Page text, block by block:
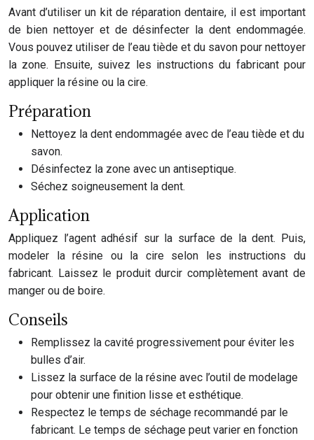
Avant d’utiliser un kit de réparation dentaire, il est important
de bien nettoyer et de désinfecter la dent endommagée.
Vous pouvez utiliser de l’eau tiède et du savon pour nettoyer
la zone. Ensuite, suivez les instructions du fabricant pour
appliquer la résine ou la cire.
Préparation
Nettoyez la dent endommagée avec de l’eau tiède et du
savon.
Désinfectez la zone avec un antiseptique.
Séchez soigneusement la dent.
Application
Appliquez l’agent adhésif sur la surface de la dent. Puis,
modeler la résine ou la cire selon les instructions du
fabricant. Laissez le produit durcir complètement avant de
manger ou de boire.
Conseils
Remplissez la cavité progressivement pour éviter les
bulles d’air.
Lissez la surface de la résine avec l’outil de modelage
pour obtenir une finition lisse et esthétique.
Respectez le temps de séchage recommandé par le
fabricant. Le temps de séchage peut varier en fonction